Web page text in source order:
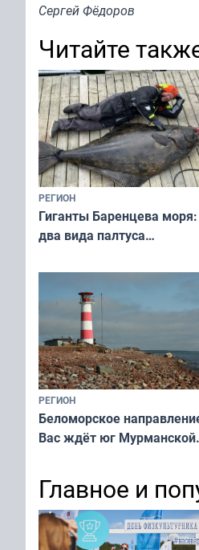
Сергей Фёдоров
Читайте
РЕГИОН
Гиганты Баренцева моря:
два вида палтуса
РЕГИОН
Беломорское
Вас ждёт юг Мурманской
Главное и